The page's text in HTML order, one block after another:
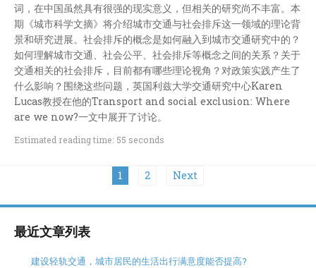
词，在中国虽然具有很强的现实意义，但相关的研究尚不丰富。本
期《城市科学文摘》将介绍城市交通与社会排斥这一领域的理论背
景和研究进展。社会排斥的概念是如何融入到城市交通研究中的？
如何理解城市交通、社会公平、社会排斥等概念之间的关系？关于
交通相关的社会排斥，目前都有哪些理论视角？对政策实践产生了
什么影响？围绕这些问题，英国利兹大学交通研究中心Karen
Lucas教授在他的Transport and social exclusion: Where
are we now?一文中展开了讨论。
Estimated reading time: 55 seconds
pagination
1 2 Next
最近文章列表
建设轻轨交通，城市居民的生活出行满意度能否提高?